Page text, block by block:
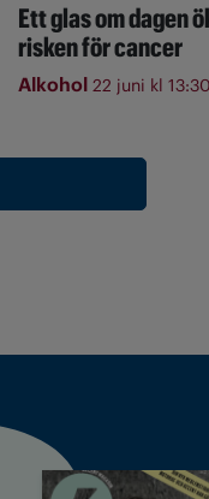
Ett glas om dagen
risken för cancer
Alkohol 22 juni kl 13:30